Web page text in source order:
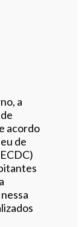
a
acordo
de